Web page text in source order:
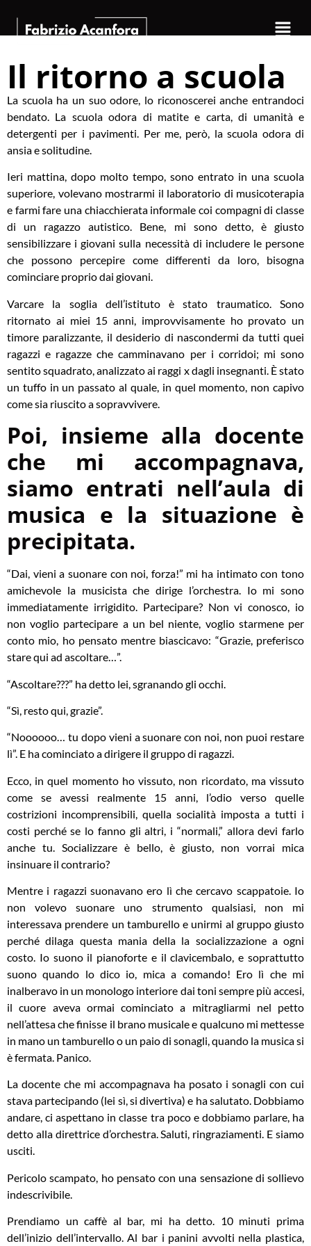
Il ritorno a scuola
La scuola ha un suo odore, lo riconoscerei anche entrandoci
bendato. La scuola odora di matite e carta, di umanità e
detergenti per i pavimenti. Per me, però, la scuola odora di
ansia e solitudine.
Ieri mattina, dopo molto tempo, sono entrato in una scuola
superiore, volevano mostrarmi il laboratorio di musicoterapia
e farmi fare una chiacchierata informale coi compagni di classe
di un ragazzo autistico. Bene, mi sono detto, è giusto
sensibilizzare i giovani sulla necessità di includere le persone
che possono percepire come differenti da loro, bisogna
cominciare proprio dai giovani.
Varcare la soglia dell’istituto è stato traumatico. Sono
ritornato ai miei 15 anni, improvvisamente ho provato un
timore paralizzante, il desiderio di nascondermi da tutti quei
ragazzi e ragazze che camminavano per i corridoi; mi sono
sentito squadrato, analizzato ai raggi x dagli insegnanti. È stato
un tuffo in un passato al quale, in quel momento, non capivo
come sia riuscito a sopravvivere.
Poi, insieme alla docente
che mi accompagnava,
siamo entrati nell’aula di
musica e la situazione è
precipitata.
“Dai, vieni a suonare con noi, forza!” mi ha intimato con tono
amichevole la musicista che dirige l’orchestra. Io mi sono
immediatamente irrigidito. Partecipare? Non vi conosco, io
non voglio partecipare a un bel niente, voglio starmene per
conto mio, ho pensato mentre biascicavo: “Grazie, preferisco
stare qui ad ascoltare…”.
“Ascoltare???” ha detto lei, sgranando gli occhi.
“Sì, resto qui, grazie”.
“Noooooo… tu dopo vieni a suonare con noi, non puoi restare
lì”. E ha cominciato a dirigere il gruppo di ragazzi.
Ecco, in quel momento ho vissuto, non ricordato, ma vissuto
come se avessi realmente 15 anni, l’odio verso quelle
costrizioni incomprensibili, quella socialità imposta a tutti i
costi perché se lo fanno gli altri, i “normali,” allora devi farlo
anche tu. Socializzare è bello, è giusto, non vorrai mica
insinuare il contrario?
Mentre i ragazzi suonavano ero lì che cercavo scappatoie. Io
non volevo suonare uno strumento qualsiasi, non mi
interessava prendere un tamburello e unirmi al gruppo giusto
perché dilaga questa mania della la socializzazione a ogni
costo. Io suono il pianoforte e il clavicembalo, e soprattutto
suono quando lo dico io, mica a comando! Ero lì che mi
inalberavo in un monologo interiore dai toni sempre più accesi,
il cuore aveva ormai cominciato a mitragliarmi nel petto
nell’attesa che finisse il brano musicale e qualcuno mi mettesse
in mano un tamburello o un paio di sonagli, quando la musica si
è fermata. Panico.
La docente che mi accompagnava ha posato i sonagli con cui
stava partecipando (lei sì, si divertiva) e ha salutato. Dobbiamo
andare, ci aspettano in classe tra poco e dobbiamo parlare, ha
detto alla direttrice d’orchestra. Saluti, ringraziamenti. E siamo
usciti.
Pericolo scampato, ho pensato con una sensazione di sollievo
indescrivibile.
Prendiamo un caffè al bar, mi ha detto. 10 minuti prima
dell’inizio dell’intervallo. Al bar i panini avvolti nella plastica,